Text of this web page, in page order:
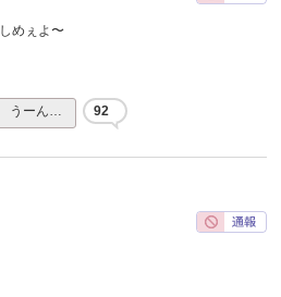
めぇよ〜
うーん… 92